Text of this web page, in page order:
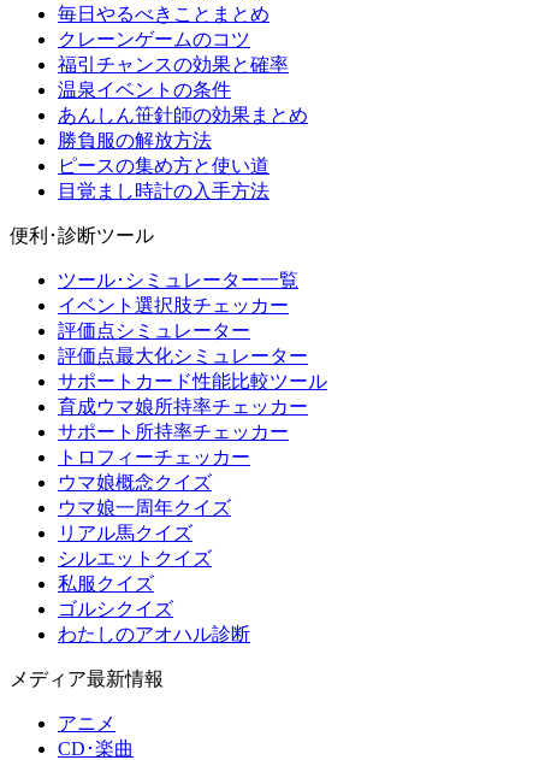
毎日やるべきことまとめ
クレーンゲームのコツ
福引チャンスの効果と確率
温泉イベントの条件
あんしん笹針師の効果まとめ
勝負服の解放方法
ピースの集め方と使い道
目覚まし時計の入手方法
便利･診断ツール
ツール･シミュレーター一覧
イベント選択肢チェッカー
評価点シミュレーター
評価点最大化シミュレーター
サポートカード性能比較ツール
育成ウマ娘所持率チェッカー
サポート所持率チェッカー
トロフィーチェッカー
ウマ娘概念クイズ
ウマ娘一周年クイズ
リアル馬クイズ
シルエットクイズ
私服クイズ
ゴルシクイズ
わたしのアオハル診断
メディア最新情報
アニメ
CD･楽曲